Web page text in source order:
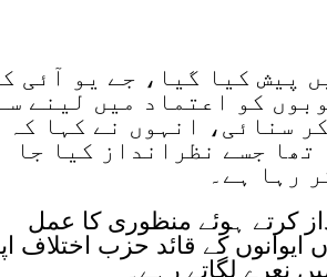
مشترکہ اجلاس میں پیش کیا گیا، جے یو آئی
کو اعتماد میں لینے
سنائی، انہوں نے کہا کہ
جسے نظرانداز کیا جا
رہا ہے۔
کرتے ہوئے منظوری کا عمل
کے قائد حزب اختلاف
نعرے لگاتے رہے۔